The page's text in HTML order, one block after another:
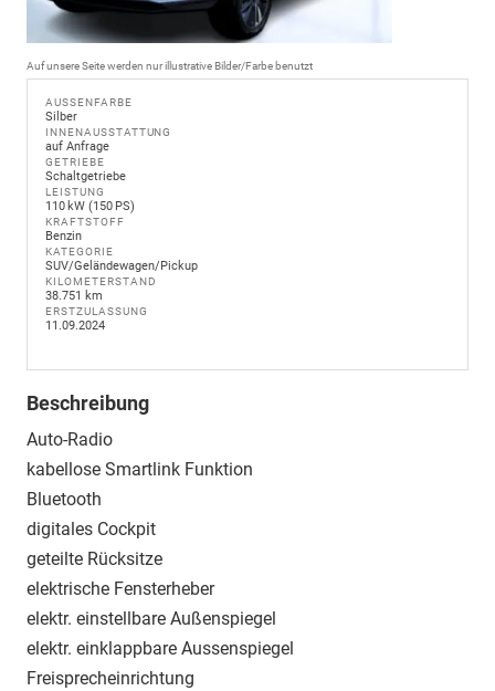
Auf unsere Seite werden nur illustrative Bilder/Farbe benutzt
AUSSENFARBE
Silber
INNENAUSSTATTUNG
auf Anfrage
GETRIEBE
Schaltgetriebe
LEISTUNG
110 kW (150 PS)
KRAFTSTOFF
Benzin
KATEGORIE
SUV/Geländewagen/Pickup
KILOMETERSTAND
38.751 km
ERSTZULASSUNG
11.09.2024
Beschreibung
Auto-Radio
kabellose Smartlink Funktion
Bluetooth
digitales Cockpit
geteilte Rücksitze
elektrische Fensterheber
elektr. einstellbare Außenspiegel
elektr. einklappbare Aussenspiegel
Freisprecheinrichtung